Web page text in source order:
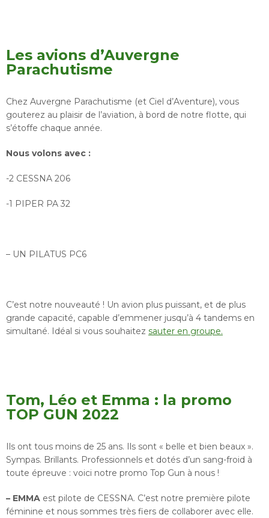
Les avions d’Auvergne
Parachutisme
Chez Auvergne Parachutisme (et Ciel d’Aventure), vous
gouterez au plaisir de l’aviation, à bord de notre flotte, qui
s’étoffe chaque année.
Nous volons avec :
-2 CESSNA 206
-1 PIPER PA 32
– UN PILATUS PC6
C’est notre nouveauté ! Un avion plus puissant, et de plus
grande capacité, capable d’emmener jusqu’à 4 tandems en
simultané. Idéal si vous souhaitez sauter en groupe.
Tom, Léo et Emma : la promo
TOP GUN 2022
Ils ont tous moins de 25 ans. Ils sont « belle et bien beaux ».
Sympas. Brillants. Professionnels et dotés d’un sang-froid à
toute épreuve : voici notre promo Top Gun à nous !
– EMMA est pilote de CESSNA. C’est notre première pilote
féminine et nous sommes très fiers de collaborer avec elle.